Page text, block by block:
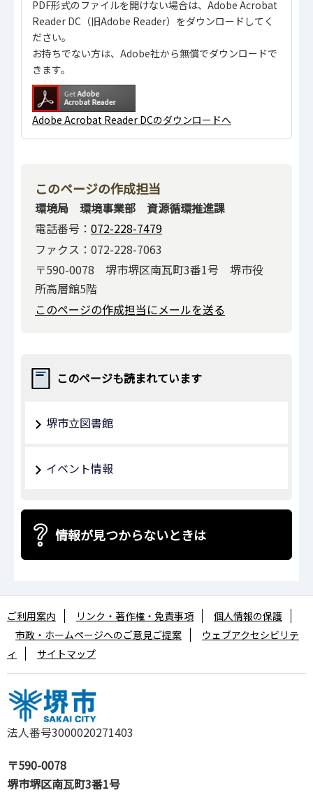
PDF形式のファイルを開けない場合は、Adobe Acrobat
Reader DC（旧Adobe Reader）をダウンロードしてく
ださい。
お持ちでない方は、Adobe社から無償でダウンロードで
きます。
Adobe Acrobat Reader DCのダウンロードへ
このページの作成担当
環境局 環境事業部 資源循環推進課
電話番号： 072-228-7479
ファクス：072-228-7063
〒590-0078 堺市堺区南瓦町3番1号 堺市役
所高層館5階
このページの作成担当にメールを送る
このページも読まれています
堺市立図書館
イベント情報
情報が見つからないときは
法人番号3000020271403
〒590-0078
堺市堺区南瓦町3番1号
ご利用案内 リンク・著作権・免責事項
個人情報の保護
市政・ホームページへのご意見ご提案
ウェブアクセシビリテ
ィ
サイトマップ